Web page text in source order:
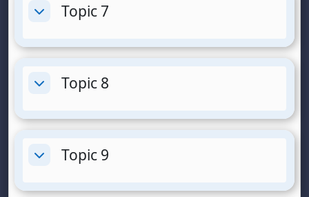
Разгъване
Topic 7
Разгъване
Topic 8
Разгъване
Topic 9